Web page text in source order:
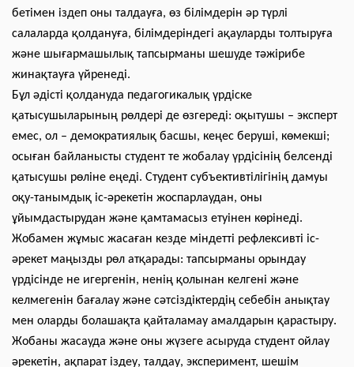
бетімен іздеп оны талдауға, өз білімдерін әр түрлі
салаларда қолдануға, білімдеріндегі ақауларды толтыруға
және шығармашылық тапсырманы шешуде тәжірибе
жинақтауға үйренеді.
Бұл әдісті қолдануда педагогикалық үрдіске
қатысушыларының рөлдері де өзгереді: оқытушы – эксперт
емес, ол – демократиялық басшы, кеңес беруші, көмекші;
осыған байланысты студент те жобалау үрдісінің белсенді
қатысушы рөліне еңеді. Студент субъективтілігінің дамуы
оқу-танымдық іс-әрекетін жоспарлаудан, оны
ұйымдастырудан және қамтамасыз етуінен көрінеді.
Жобамен жұмыс жасаған кезде міндетті рефлексивті іс-
әрекет маңызды рөл атқарады: тапсырманы орындау
үрдісінде не игергенін, ненің қолынан келгені және
келмегенін бағалау және сәтсіздіктердің себебін анықтау
мен оларды болашақта қайталамау амалдарын қарастыру.
Жобаны жасауда және оны жүзеге асыруда студент ойлау
әрекетін, ақпарат іздеу, талдау, эксперимент, шешім